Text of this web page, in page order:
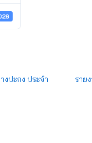
ปะกง ประจำ
ราย